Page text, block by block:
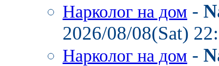
Нарколог на дом -
2026/08/08(Sat)
Нарколог на дом -